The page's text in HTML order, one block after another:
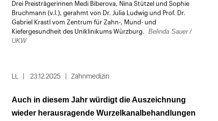
öffnen
Drei Preisträgerinnen Medi Biberova, Nina Stützel und Sophie
Bruchmann (v.l.), gerahmt von Dr. Julia Ludwig und Prof. Dr.
Gabriel Krastl vom Zentrum für Zahn-, Mund- und
Kiefergesundheit des Uniklinikums Würzburg.
Belinda Sauer /
UKW
23.12.2025 Zahnmedizin
Auch in diesem Jahr würdigt die Auszeichnung
wieder herausragende Wurzelkanalbehandlungen